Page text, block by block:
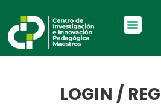
LOGIN /